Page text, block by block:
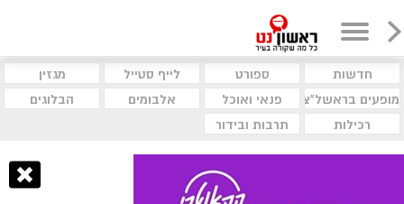
חדשות ספורט לייף סטייל
מגזין
מופעים בראשל"צ
פנאי ואוכל אלבומים
הבלוגים
רכילות
תרבות ובידור